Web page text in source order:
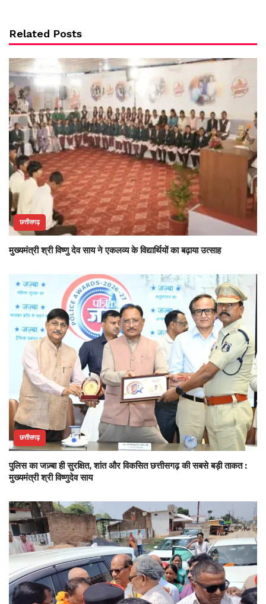
Related Posts
छत्तीसगढ़
मुख्यमंत्री श्री विष्णु देव साय ने एकलव्य के विद्यार्थियों का बढ़ाया उत्साह
छत्तीसगढ़
पुलिस का जज़्बा ही सुरक्षित, शांत और विकसित छत्तीसगढ़ की सबसे बड़ी ताकत :
मुख्यमंत्री श्री विष्णुदेव साय